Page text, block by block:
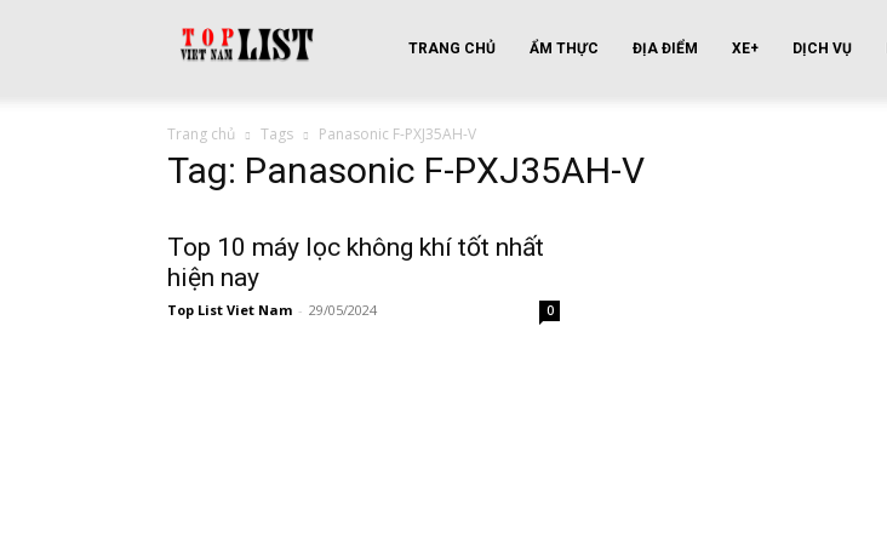
list
vietnam
TRANG CHỦ ẨM THỰC ĐỊA ĐIỂM XE+ DỊCH VỤ
Trang chủ Tags Panasonic F-PXJ35AH-V
Tag: Panasonic F-PXJ35AH-V
Top 10 máy lọc không khí tốt nhất
hiện nay
Top List Viet Nam - 29/05/2024 0